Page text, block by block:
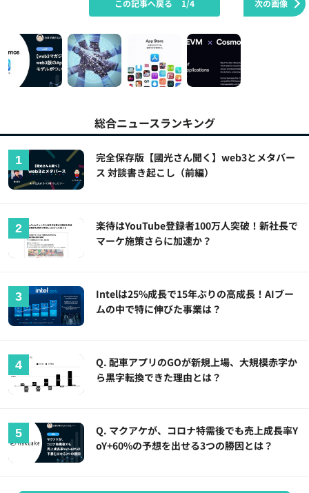
次の画像
この記事へ戻る 1/4
総合ニュースランキング
完全保存版【國光さん聞く】web3とメタバー
ス 対談書き起こし（前編）
楽待はYouTube登録者100万人突破！新社長で
マーケ施策さらに加速か？
Intelは25%成長で15年ぶりの高成長！AIブー
ムの中で特に伸びた事業は？
Q. 配車アプリのGOが新規上場、大規模赤字か
ら黒字転換できた理由とは？
Q. マクアケが、コロナ特需後でも売上成長率Y
oY+60%の予想を出せる3つの勝因とは？